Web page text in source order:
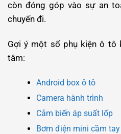
còn đóng góp vào sự an
chuyến đi.
Gợi ý một số phụ kiện ô tô
tâm:
Android box ô tô
Camera hành trình
Cảm biến áp suất lốp
Bơm điện mini cầm tay